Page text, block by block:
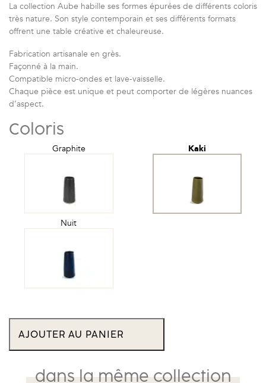
La collection Aube habille ses formes épurées de différents coloris
très nature. Son style contemporain et ses différents formats
offrent une table créative et chaleureuse.
Fabrication artisanale en grès.
Façonné à la main.
Compatible micro-ondes et lave-vaisselle.
Chaque pièce est unique et peut comporter de légères nuances
d’aspect.
Coloris
Graphite Kaki
Nuit
Vase
Aube
AJOUTER AU PANIER
dans la même collection